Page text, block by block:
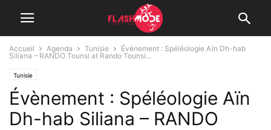
Accueil Agenda Tunisie
Évènement : Spéléologie Aïn Dh-hab
Siliana – RANDO Tounsi at Rando Tounsi...
Tunisie
Évènement : Spéléologie Aïn
Dh-hab Siliana – RANDO